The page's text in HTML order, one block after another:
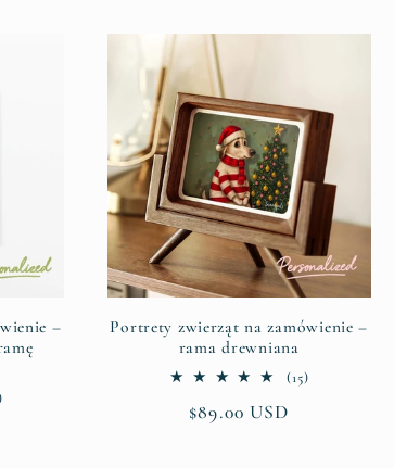
–
55
Portrety zwierząt na zamówienie –
rama drewniana
(15)15
Cena
$89.00 USD